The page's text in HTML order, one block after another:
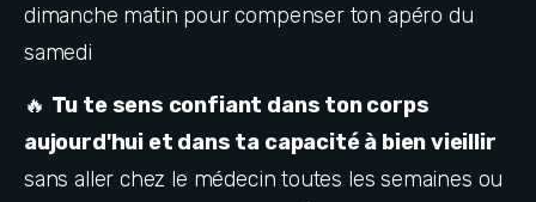
dimanche matin pour compenser ton apéro du
samedi
🔥 Tu te sens confiant dans ton corps
aujourd'hui et dans ta capacité à bien vieillir
sans aller chez le médecin toutes les semaines ou